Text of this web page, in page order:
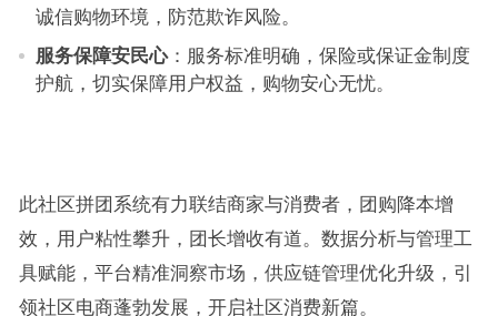
诚信购物环境，防范欺诈风险。
服务保障安民心：服务标准明确，保险或保证金制度
护航，切实保障用户权益，购物安心无忧。
此社区拼团系统有力联结商家与消费者，团购降本增
效，用户粘性攀升，团长增收有道。数据分析与管理工
具赋能，平台精准洞察市场，供应链管理优化升级，引
领社区电商蓬勃发展，开启社区消费新篇。